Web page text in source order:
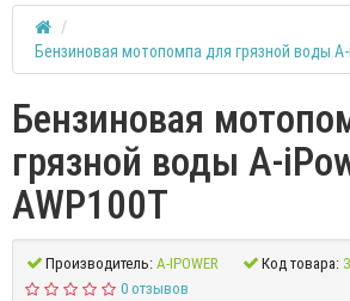
Бензиновая мотопомпа для грязной воды
Бензиновая
грязной воды A-
AWP100T
Производитель: A-IPOWER Код товара:
0 отзывов